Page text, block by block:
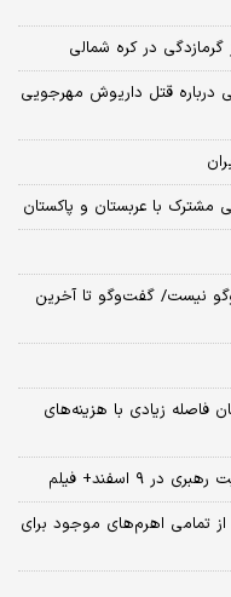
در کره شمالی
قتل داریوش مهرجویی
مشترک با عربستان و پاکستان
نیست/ گفت‌وگو تا آخرین
فاصله زیادی با هزینه‌های
اسفند+ فیلم
از تمامی اهرم‌های موجود برای